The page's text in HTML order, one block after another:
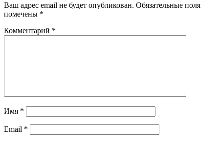
Ваш адрес email не будет опубликован. Обязательные поля
помечены *
Комментарий *
Имя *
Email *